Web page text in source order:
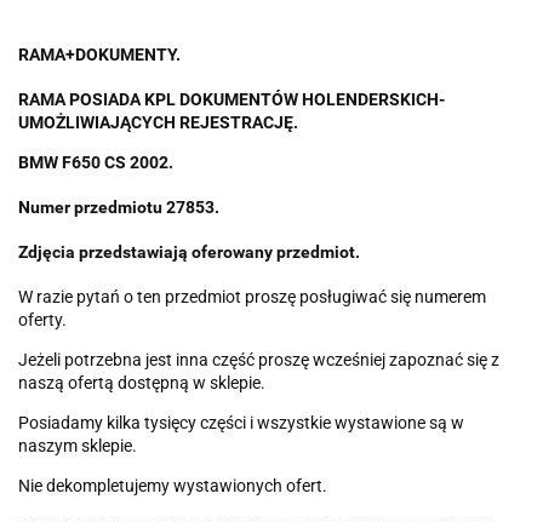
RAMA+DOKUMENTY.
RAMA POSIADA KPL DOKUMENTÓW HOLENDERSKICH-
UMOŻLIWIAJĄCYCH REJESTRACJĘ.
BMW F650 CS 2002.
Numer przedmiotu 27853.
Zdjęcia przedstawiają oferowany przedmiot.
W razie pytań o ten przedmiot proszę posługiwać się numerem
oferty.
Jeżeli potrzebna jest inna część proszę wcześniej zapoznać się z
naszą ofertą dostępną w sklepie.
Posiadamy kilka tysięcy części i wszystkie wystawione są w
naszym sklepie.
Nie dekompletujemy wystawionych ofert.